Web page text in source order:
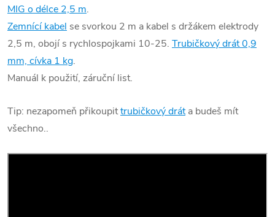
MIG o délce 2,5 m.
Zemnící kabel se svorkou 2 m a kabel s držákem elektrody
2,5 m, obojí s rychlospojkami 10-25. Trubičkový drát 0,9
mm, cívka 1 kg.
Manuál k použití, záruční list.
Tip: nezapomeň přikoupittrubičkový dráta budeš mít
všechno..